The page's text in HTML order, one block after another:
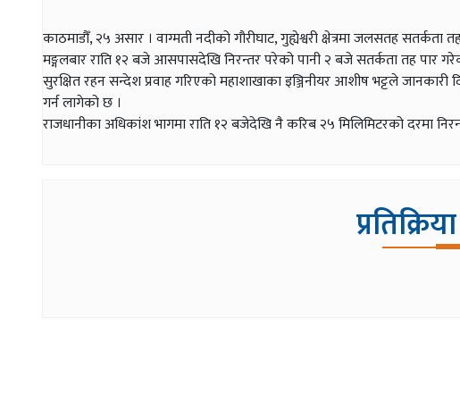
काठमाडौँ, २५ असार । वाग्मती नदीको गौरीघाट, गुह्येश्वरी क्षेत्रमा जलसतह
मङ्गलबार राति १२ बजे आसपासदेखि निरन्तर परेको पानी २ बजे सतर्कता तह पार
सुरक्षित रहन सन्देश प्रवाह गरिएको महाशाखाका इञ्जिनीयर आशीष भट्टले
गर्न लागेको छ ।
राजधानीका अधिकांश भागमा राति १२ बजेदेखि नै करिब २५ मिलिमिटरको दरमा